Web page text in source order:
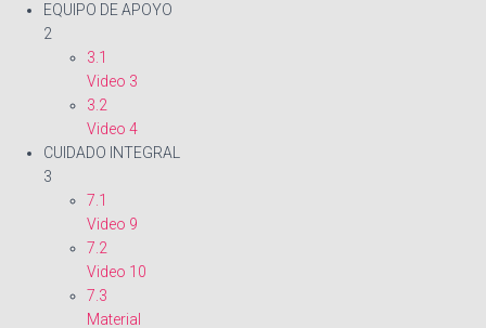
EQUIPO DE APOYO
2
3.1
Video 3
3.2
Video 4
CUIDADO INTEGRAL
3
7.1
Video 9
7.2
Video 10
7.3
Material